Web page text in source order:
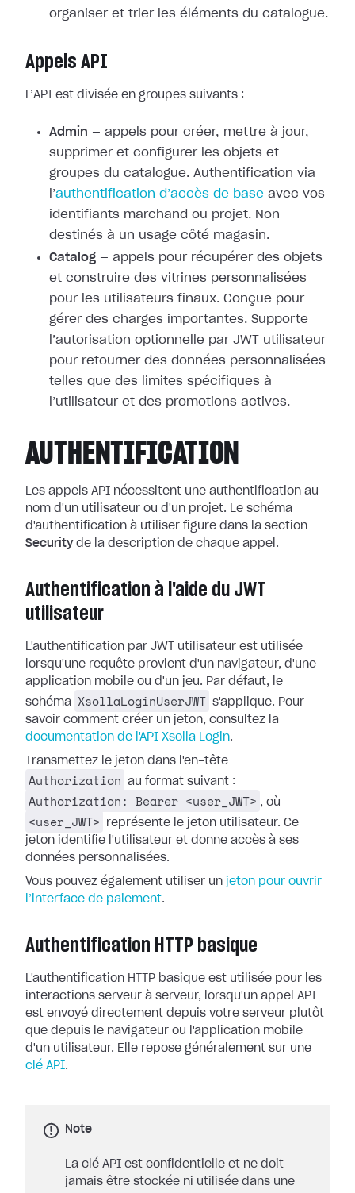
organiser et trier les éléments du catalogue.
Appels API
L’API est divisée en groupes suivants :
Admin — appels pour créer, mettre à jour,
supprimer et configurer les objets et
groupes du catalogue. Authentification via
l’authentification d’accès de base avec vos
identifiants marchand ou projet. Non
destinés à un usage côté magasin.
Catalog — appels pour récupérer des objets
et construire des vitrines personnalisées
pour les utilisateurs finaux. Conçue pour
gérer des charges importantes. Supporte
l’autorisation optionnelle par JWT utilisateur
pour retourner des données personnalisées
telles que des limites spécifiques à
l’utilisateur et des promotions actives.
AUTHENTIFICATION
Les appels API nécessitent une authentification au
nom d'un utilisateur ou d'un projet. Le schéma
d'authentification à utiliser figure dans la section
Securityde la description de chaque appel.
Authentification à l'aide du JWT
utilisateur
L'authentification par JWT utilisateur est utilisée
lorsqu'une requête provient d'un navigateur, d'une
application mobile ou d'un jeu. Par défaut, le
schéma
XsollaLoginUserJWT s'applique. Pour
savoir comment créer un jeton, consultez la
documentation de l'API Xsolla Login.
Transmettez le jeton dans l'en-tête
Authorization au format suivant :
Authorization: Bearer <user_JWT> , où
<user_JWT>
représente le jeton utilisateur. Ce
jeton identifie l'utilisateur et donne accès à ses
données personnalisées.
Vous pouvez également utiliser un jeton pour ouvrir
l’interface de paiement.
Authentification HTTP basique
L'authentification HTTP basique est utilisée pour les
interactions serveur à serveur, lorsqu'un appel API
est envoyé directement depuis votre serveur plutôt
que depuis le navigateur ou l'application mobile
d'un utilisateur. Elle repose généralement sur une
clé API.
Note
La clé API est confidentielle et ne doit
jamais être stockée ni utilisée dans une